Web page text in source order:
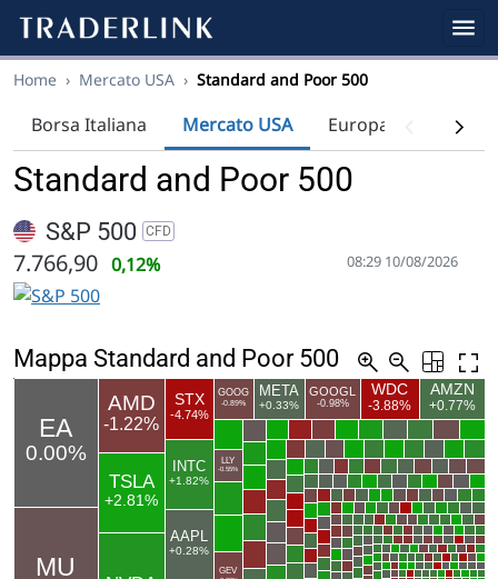
Home › Mercato USA › Standard and Poor 500
Borsa Italiana Mercato USA Europa Indici
Standard and Poor 500
S&P 500 CFD
7.766,90 0,12% 08:29 10/08/2026
Mappa Standard and Poor 500